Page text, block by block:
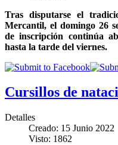
Tras disputarse el
Mercantil, el domingo 26
de inscripción continúa
hasta la tarde del viernes.
Cursillos de
Detalles
Creado: 15 Junio 2022
Visto: 1862